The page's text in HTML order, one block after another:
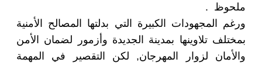
ملحوظ .
ورغم المجهودات الكبيرة التي بدلتها المصالح الأمنية
بمختلف تلاوينها بمدينة الجديدة وأزمور لضمان الأمن
والأمان لزوار المهرجان, لكن التقصير في المهمة